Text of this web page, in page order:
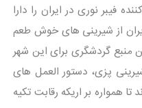
فیبر نوری در ایران را دارا
از شیرینی های خوش طعم
منبع گردشگری برای این شهر
پزی، دستور العمل های
همواره بر اریکه رقابت تکیه